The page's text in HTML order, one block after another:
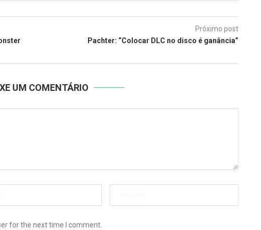
Próximo post
Pachter: “Colocar DLC no disco é ganância”
UM COMENTÁRIO
for the next time I comment.